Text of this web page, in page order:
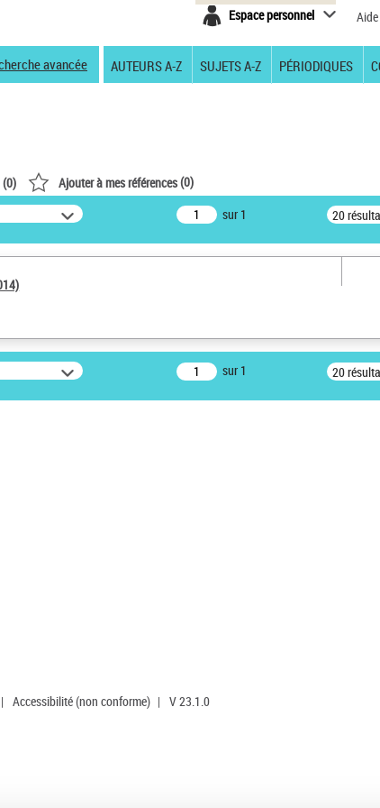
Espace personnel Aide
avancée AUTEURS A-Z SUJETS A-Z PÉRIODIQUES
(0) Ajouter à mes références(0)
sur 1 20
sur 1 20
| Accessibilité (non conforme) | V 23.1.0